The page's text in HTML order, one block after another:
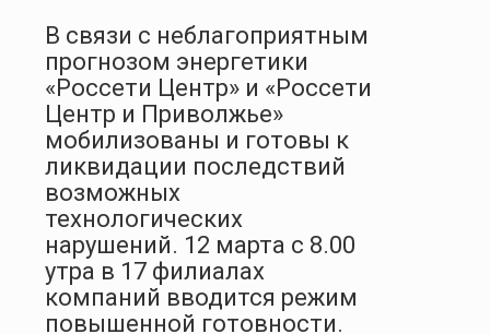
В связи с неблагоприятным
прогнозом энергетики
«Россети Центр» и «Россети
Центр и Приволжье»
мобилизованы и готовы к
ликвидации последствий
возможных
технологических
нарушений. 12 марта с 8.00
утра в 17 филиалах
компаний вводится режим
повышенной готовности.